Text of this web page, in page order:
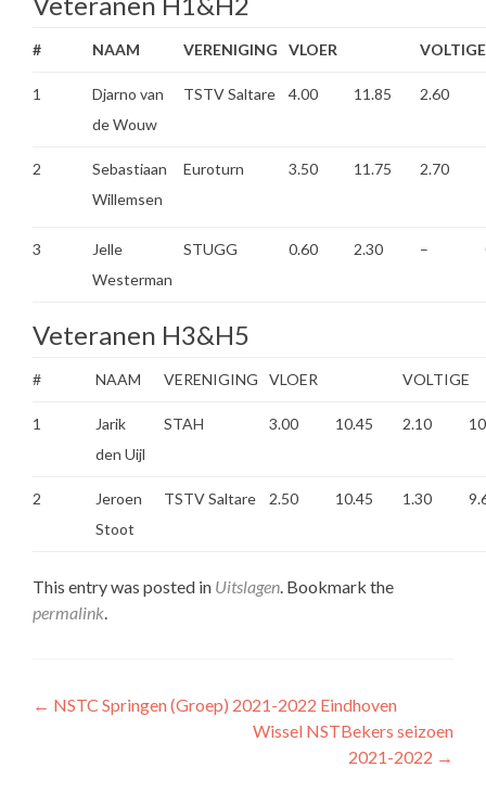
# NAAM VERENIGING VLOER VOLTIGE
1
Djarno van
de Wouw
TSTV Saltare 4.00 11.85 2.60
2
Sebastiaan
Willemsen
Euroturn 3.50 11.75 2.70
3
Jelle
Westerman
STUGG 0.60 2.30 –
Veteranen H3&H5
# NAAM VERENIGING VLOER VOLTIGE
1
Jarik
den Uijl
STAH 3.00 10.45 2.10
2
Jeroen
Stoot
TSTV Saltare 2.50 10.45 1.30
This entry was posted in Uitslagen. Bookmark the
permalink.
Post
← NSTC Springen (Groep) 2021-2022 Eindhoven
Wissel NSTBekers seizoen
2021-2022 →